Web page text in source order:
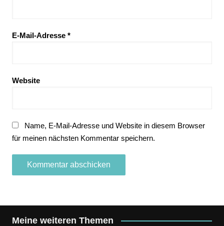
E-Mail-Adresse *
Website
Name, E-Mail-Adresse und Website in diesem Browser
für meinen nächsten Kommentar speichern.
Meine weiteren Themen